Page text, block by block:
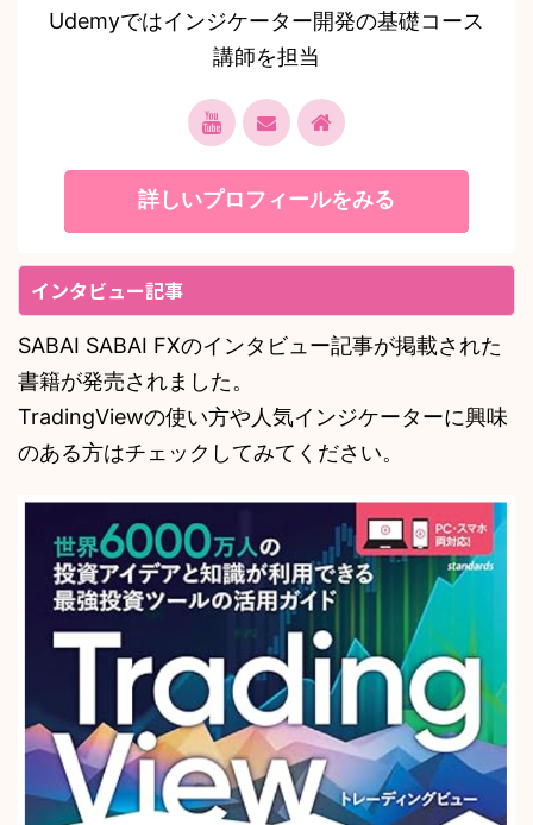
Udemyではインジケーター開発の基礎コース
講師を担当
詳しいプロフィールをみる
インタビュー記事
SABAI SABAI FXのインタビュー記事が掲載された
書籍が発売されました。
TradingViewの使い方や人気インジケーターに興味
のある方はチェックしてみてください。